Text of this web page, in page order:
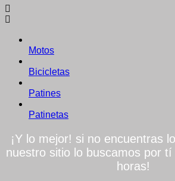
Motos
Bicicletas
Patines
Patinetas
¡Y lo mejor! si no encuentras
nuestro sitio lo buscamos por
horas!